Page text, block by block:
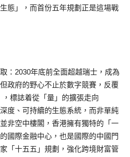
態」，而首份五年規劃正是這場戰
：2030年底前全面超越瑞士，成為
政府的野心不止於數字競賽，反覆
標誌着從「量」的擴張走向
度、可持續的生態系統，而非單純
非空中樓閣，香港擁有獨特的「一
國際金融中心，也是國際的中國門
「十五五」規劃，強化跨境財富管